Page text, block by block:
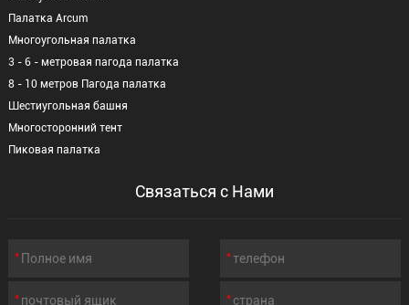
Палатка Arcum
Многоугольная палатка
3 - 6 - метровая пагода палатка
8 - 10 метров Пагода палатка
Шестиугольная башня
Многосторонний тент
Пиковая палатка
Связаться с Нами